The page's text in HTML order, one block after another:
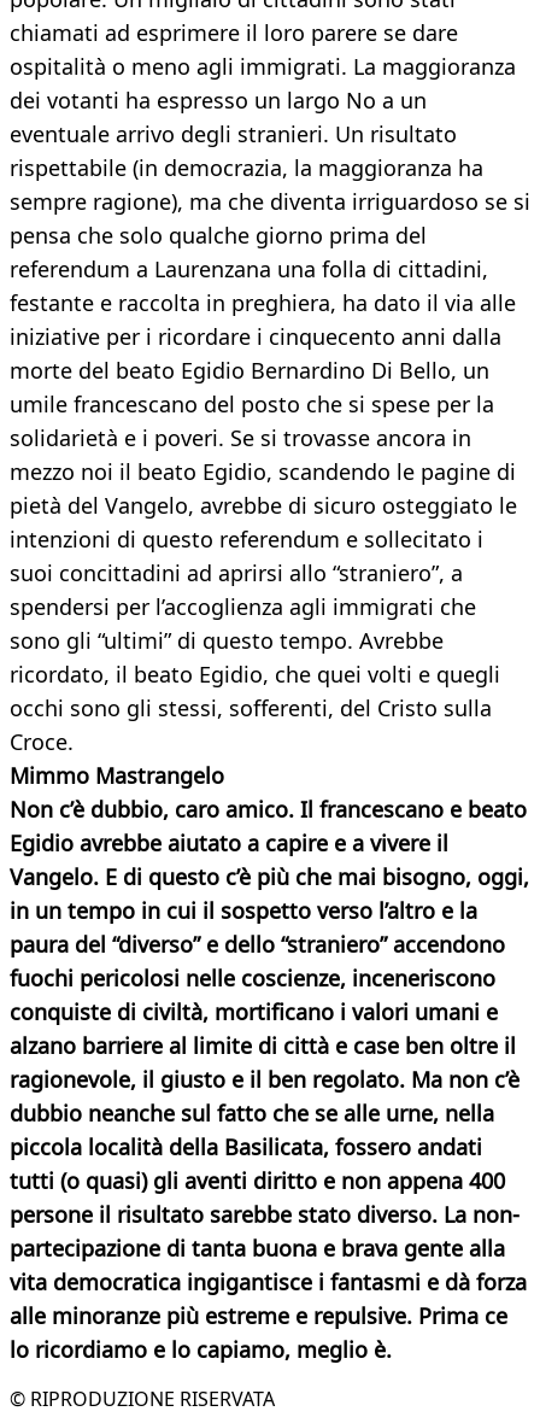
chiamati ad esprimere il loro parere se dare
ospitalità o meno agli immigrati. La maggioranza
dei votanti ha espresso un largo No a un
eventuale arrivo degli stranieri. Un risultato
rispettabile (in democrazia, la maggioranza ha
sempre ragione), ma che diventa irriguardoso se si
pensa che solo qualche giorno prima del
referendum a Laurenzana una folla di cittadini,
festante e raccolta in preghiera, ha dato il via alle
iniziative per i ricordare i cinquecento anni dalla
morte del beato Egidio Bernardino Di Bello, un
umile francescano del posto che si spese per la
solidarietà e i poveri. Se si trovasse ancora in
mezzo noi il beato Egidio, scandendo le pagine di
pietà del Vangelo, avrebbe di sicuro osteggiato le
intenzioni di questo referendum e sollecitato i
suoi concittadini ad aprirsi allo “straniero”, a
spendersi per l’accoglienza agli immigrati che
sono gli “ultimi” di questo tempo. Avrebbe
ricordato, il beato Egidio, che quei volti e quegli
occhi sono gli stessi, sofferenti, del Cristo sulla
Croce.
Mimmo Mastrangelo
Non c’è dubbio, caro amico. Il francescano e beato
Egidio avrebbe aiutato a capire e a vivere il
Vangelo. E di questo c’è più che mai bisogno, oggi,
in un tempo in cui il sospetto verso l’altro e la
paura del “diverso” e dello “straniero” accendono
fuochi pericolosi nelle coscienze, inceneriscono
conquiste di civiltà, mortificano i valori umani e
alzano barriere al limite di città e case ben oltre il
ragionevole, il giusto e il ben regolato. Ma non c’è
dubbio neanche sul fatto che se alle urne, nella
piccola località della Basilicata, fossero andati
tutti (o quasi) gli aventi diritto e non appena 400
persone il risultato sarebbe stato diverso. La non-
partecipazione di tanta buona e brava gente alla
vita democratica ingigantisce i fantasmi e dà forza
alle minoranze più estreme e repulsive. Prima ce
lo ricordiamo e lo capiamo, meglio è.
© RIPRODUZIONE RISERVATA